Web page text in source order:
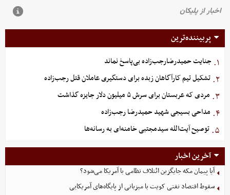
پربیننده‌ترین
۱. جنایت حمیدرضارجب‌زاده بی‌پاسخ نماند
۲. تشکیل تیم کارآگاهان زبده برای دستگیری عاملان قتل رجب‌زاده
۳. مردی که عربستان برای سرش ۵ میلیون دلار جایزه گذاشت
۴. مداحی بسیجی شهید حمیدرضا رجب‌زاده
۵. توصیح آیت‌الله سیدمجتبی خامنه‌ای به رسانه‌ها
آخرین اخبار
آیا پیمان مکه جایگزین ائتلاف نظامی با آمریکا می‌شود؟
سقوط اقتصاد نفتی کویت با میزبانی از پایگاه‌های آمریکایی